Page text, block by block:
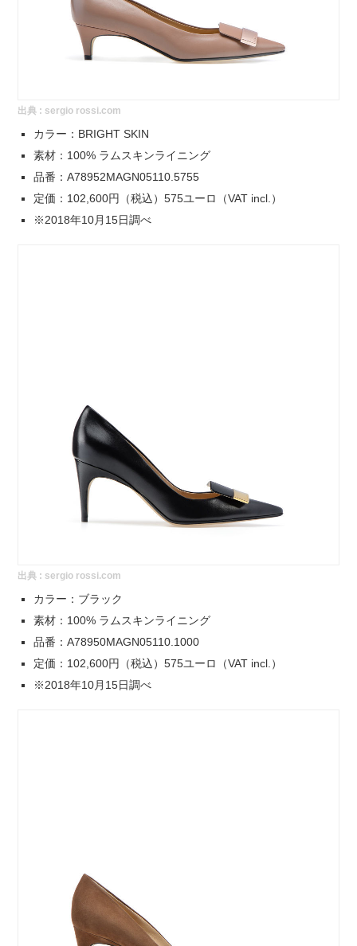
出典 : sergio rossi.com
カラー：BRIGHT SKIN
素材：100% ラムスキンライニング
品番：A78952MAGN05110.5755
定価：102,600円（税込）575ユーロ（VAT incl.）
※2018年10月15日調べ
出典 : sergio rossi.com
カラー：ブラック
素材：100% ラムスキンライニング
品番：A78950MAGN05110.1000
定価：102,600円（税込）575ユーロ（VAT incl.）
※2018年10月15日調べ